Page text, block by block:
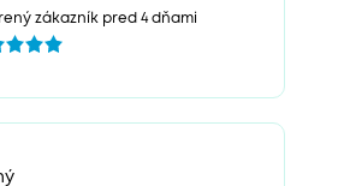
zákazník pred 4 dňami